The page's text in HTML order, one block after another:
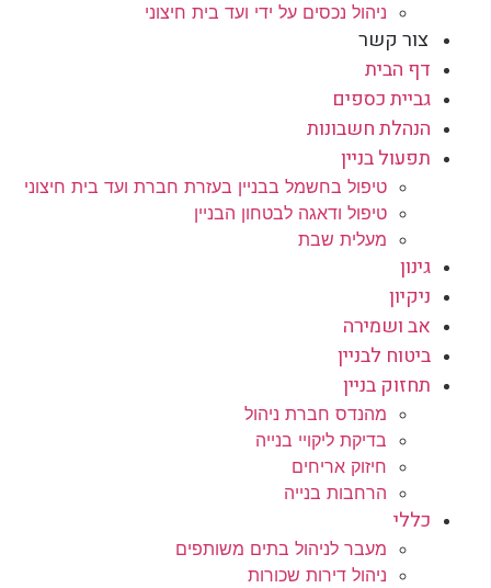
ניהול נכסים על ידי ועד בית חיצוני
צור קשר
דף הבית
גביית כספים
הנהלת חשבונות
תפעול בניין
טיפול בחשמל בבניין בעזרת חברת ועד בית חיצוני
טיפול ודאגה לבטחון הבניין
מעלית שבת
גינון
ניקיון
אב ושמירה
ביטוח לבניין
תחזוק בניין
מהנדס חברת ניהול
בדיקת ליקויי בנייה
חיזוק אריחים
הרחבות בנייה
כללי
מעבר לניהול בתים משותפים
ניהול דירות שכורות